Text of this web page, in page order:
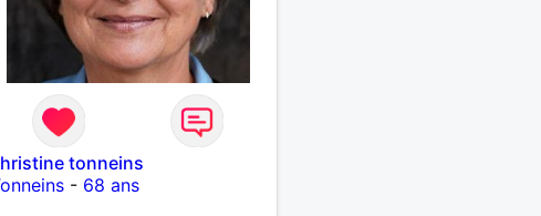
tonneins
- 68 ans